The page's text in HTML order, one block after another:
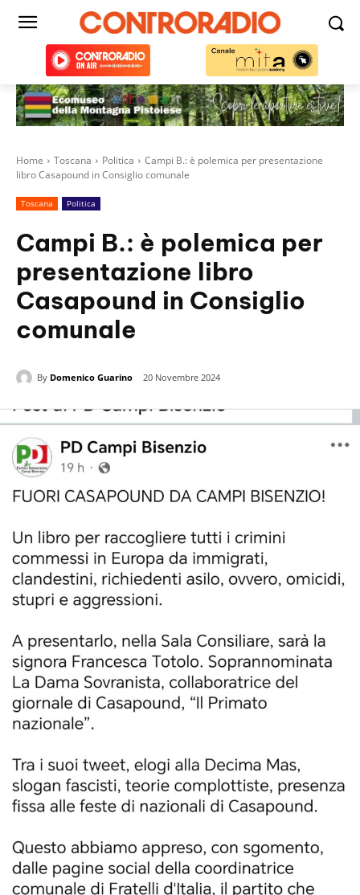
Home Toscana Politica
Campi B.: è polemica per presentazione
libro Casapound in Consiglio comunale
Toscana Politica
Campi B.: è polemica per
presentazione libro
Casapound in Consiglio
comunale
By Domenico Guarino 20 Novembre 2024